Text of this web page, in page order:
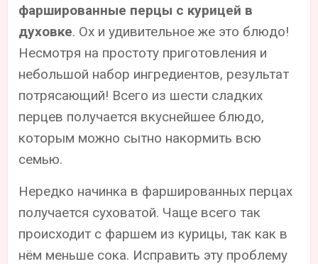
фаршированные перцы с курицей в
духовке. Ох и удивительное же это блюдо!
Несмотря на простоту приготовления и
небольшой набор ингредиентов, результат
потрясающий! Всего из шести сладких
перцев получается вкуснейшее блюдо,
которым можно сытно накормить всю
семью.
Нередко начинка в фаршированных перцах
получается суховатой. Чаще всего так
происходит с фаршем из курицы, так как в
нём меньше сока. Исправить эту проблему